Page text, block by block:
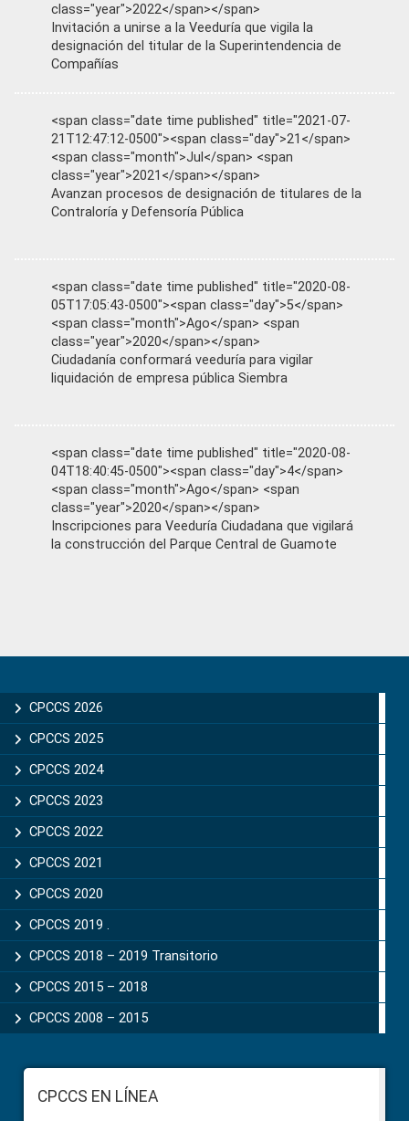
class="year">2022</span></span>
Invitación a unirse a la Veeduría que vigila la
designación del titular de la Superintendencia de
Compañías
<span class="date time published" title="2021-07-
21T12:47:12-0500"><span class="day">21</span>
<span class="month">Jul</span> <span
class="year">2021</span></span>
Avanzan procesos de designación de titulares de la
Contraloría y Defensoría Pública
<span class="date time published" title="2020-08-
05T17:05:43-0500"><span class="day">5</span>
<span class="month">Ago</span> <span
class="year">2020</span></span>
Ciudadanía conformará veeduría para vigilar
liquidación de empresa pública Siembra
<span class="date time published" title="2020-08-
04T18:40:45-0500"><span class="day">4</span>
<span class="month">Ago</span> <span
class="year">2020</span></span>
Inscripciones para Veeduría Ciudadana que vigilará
la construcción del Parque Central de Guamote
Sidebar
CPCCS 2026
CPCCS 2025
CPCCS 2024
CPCCS 2023
CPCCS 2022
CPCCS 2021
CPCCS 2020
CPCCS 2019 .
CPCCS 2018 – 2019 Transitorio
CPCCS 2015 – 2018
CPCCS 2008 – 2015
FooterCPCCS EN LÍNEA